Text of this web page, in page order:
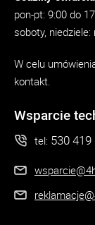
pon-pt: 9:00 do
soboty, niedziele:
W celu
kontakt.
Wsparcie
tel: 530 419